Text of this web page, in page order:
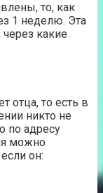
то, как
1 неделю. Эта
какие
отца, то есть в
никто не
по адресу
можно
он: